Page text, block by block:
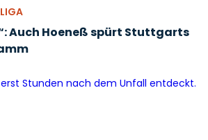
Auch Hoeneß spürt Stuttgarts